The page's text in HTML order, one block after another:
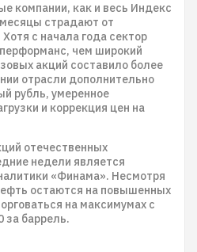
компании, как и весь Индекс
страдают от
с начала года сектор
чем широкий
акций составило более
отрасли дополнительно
рубль, умеренное
и коррекция цен на
отечественных
недели является
«Финама». Несмотря
остаются на повышенных
на максимумах с
за баррель.